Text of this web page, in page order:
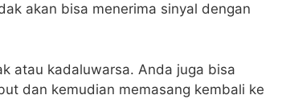
akan bisa menerima sinyal dengan
atau kadaluwarsa. Anda juga bisa
dan kemudian memasang kembali ke